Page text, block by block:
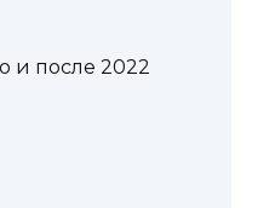
и после 2022